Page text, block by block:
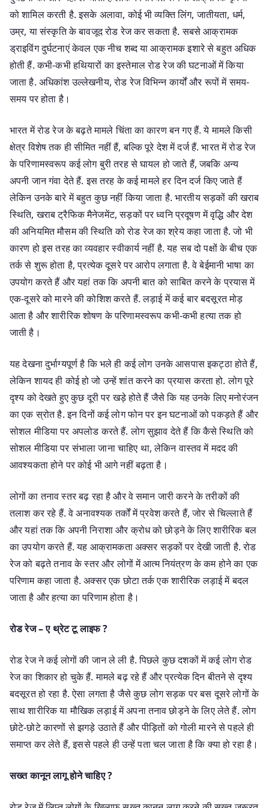
को शामिल करती है. इसके अलावा, कोई भी व्यक्ति लिंग, जातीयता, धर्म,
उम्र, या संस्कृति के बावजूद रोड रेज कर सकता है. सबसे आक्रामक
ड्राइविंग दुर्घटनाएं केवल एक नीच शब्द या आक्रामक इशारे से बहुत अधिक
होती हैं. कभी-कभी हथियारों का इस्तेमाल रोड रेज की घटनाओं में किया
जाता है. अधिकांश उल्लेखनीय, रोड रेज विभिन्न कार्यों और रूपों में समय-
समय पर होता है।
भारत में रोड रेज के बढ़ते मामले चिंता का कारण बन गए हैं. ये मामले किसी
क्षेत्र विशेष तक ही सीमित नहीं हैं, बल्कि पूरे देश में दर्ज हैं. भारत में रोड रेज
के परिणामस्वरूप कई लोग बुरी तरह से घायल हो जाते हैं, जबकि अन्य
अपनी जान गंवा देते हैं. इस तरह के कई मामले हर दिन दर्ज किए जाते हैं
लेकिन उनके बारे में बहुत कुछ नहीं किया जाता है. भारतीय सड़कों की खराब
स्थिति, खराब ट्रैफिक मैनेजमेंट, सड़कों पर ध्वनि प्रदूषण में वृद्धि और देश
की अनियमित मौसम की स्थिति को रोड रेज का श्रेय कहा जाता है. जो भी
कारण हो इस तरह का व्यवहार स्वीकार्य नहीं है. यह सब दो पक्षों के बीच एक
तर्क से शुरू होता है, प्रत्येक दूसरे पर आरोप लगाता है. वे बेईमानी भाषा का
उपयोग करते हैं और यहां तक ​​कि अपनी बात को साबित करने के प्रयास में
एक-दूसरे को मारने की कोशिश करते हैं. लड़ाई में कई बार बदसूरत मोड़
आता है और शारीरिक शोषण के परिणामस्वरूप कभी-कभी हत्या तक हो
जाती है।
यह देखना दुर्भाग्यपूर्ण है कि भले ही कई लोग उनके आसपास इकट्ठा होते हैं,
लेकिन शायद ही कोई हो जो उन्हें शांत करने का प्रयास करता हो. लोग पूरे
दृश्य को देखते हुए कुछ दूरी पर खड़े होते हैं जैसे कि यह उनके लिए मनोरंजन
का एक स्रोत है. इन दिनों कई लोग फोन पर इन घटनाओं को पकड़ते हैं और
सोशल मीडिया पर अपलोड करते हैं. लोग सुझाव देते हैं कि कैसे स्थिति को
सोशल मीडिया पर संभाला जाना चाहिए था, लेकिन वास्तव में मदद की
आवश्यकता होने पर कोई भी आगे नहीं बढ़ता है।
लोगों का तनाव स्तर बढ़ रहा है और वे समान जारी करने के तरीकों की
तलाश कर रहे हैं. वे अनावश्यक तर्कों में प्रवेश करते हैं, जोर से चिल्लाते हैं
और यहां तक कि अपनी निराशा और क्रोध को छोड़ने के लिए शारीरिक बल
का उपयोग करते हैं. यह आक्रामकता अक्सर सड़कों पर देखी जाती है. रोड
रेज को बढ़ते तनाव के स्तर और लोगों में आत्म नियंत्रण के कम होने का एक
परिणाम कहा जाता है. अक्सर एक छोटा तर्क एक शारीरिक लड़ाई में बदल
जाता है और हत्या का परिणाम होता है।
रोड रेज – ए थ्रेट टू लाइफ ?
रोड रेज ने कई लोगों की जान ले ली है. पिछले कुछ दशकों में कई लोग रोड
रेज का शिकार हो चुके हैं. मामले बढ़ रहे हैं और प्रत्येक दिन बीतने से दृश्य
बदसूरत हो रहा है. ऐसा लगता है जैसे कुछ लोग सड़क पर बस दूसरे लोगों के
साथ शारीरिक या मौखिक लड़ाई में अपना तनाव छोड़ने के लिए लेते हैं. लोग
छोटे-छोटे कारणों से झगड़े उठाते हैं और पीड़ितों को गोली मारने से पहले ही
समाप्त कर लेते हैं, इससे पहले ही उन्हें पता चल जाता है कि क्या हो रहा है।
सख्त कानून लागू होने चाहिए ?